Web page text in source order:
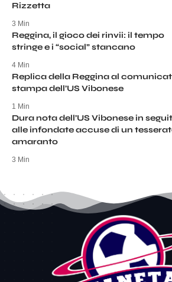
Rizzetta
3 Min
Reggina, il gioco dei rinvii: il tempo
stringe e i “social” stancano
4 Min
Replica della Reggina al
stampa dell’US Vibonese
1 Min
Dura nota dell’US Vibonese in
alle infondate accuse di un
amaranto
3 Min